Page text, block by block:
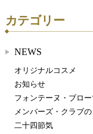
カテゴリー
NEWS
オリジナルコスメ
お知らせ
フォンテーヌ・ブロ
メンバーズ・クラブ
二十四節気